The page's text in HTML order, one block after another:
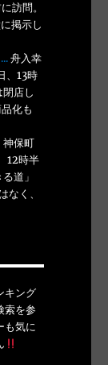
訪問。
掲示し
舟入幸
、13時
店し
化も
神保町
12時半
道」
なく、
キング
索を参
も気に